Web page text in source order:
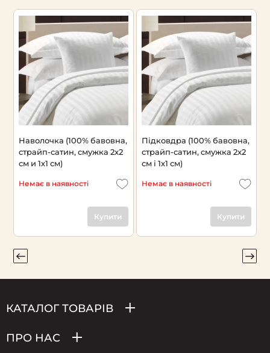
Наволочка (100% бавовна,
страйп-сатин, смужка 2x2
см и 1х1 см)
Немає в наявності
Купити
Підковдра (100% бавовна,
страйп-сатин, смужка 2x2
см і 1х1 см)
Немає в наявності
Купити
КАТАЛОГ ТОВАРІВ
ПРО НАС